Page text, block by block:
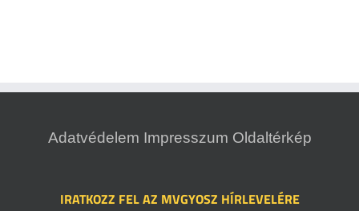
Adatvédelem Impresszum Oldaltérkép
IRATKOZZ FEL AZ MVGYOSZ HÍRLEVELÉRE